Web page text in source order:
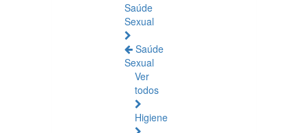
Saúde
Sexual
Saúde
Sexual
Ver
todos
Higiene